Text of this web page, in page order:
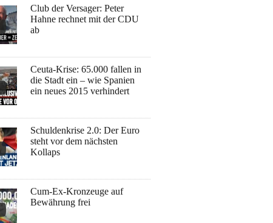
Club der Versager: Peter
Hahne rechnet mit der CDU
ab
Ceuta-Krise: 65.000 fallen in
die Stadt ein – wie Spanien
ein neues 2015 verhindert
Schuldenkrise 2.0: Der Euro
steht vor dem nächsten
Kollaps
Cum-Ex-Kronzeuge auf
Bewährung frei